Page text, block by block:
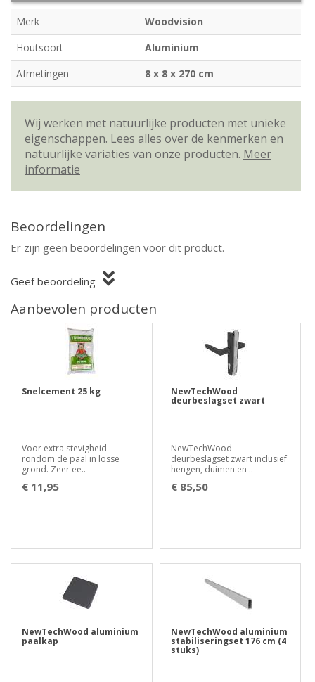
Merk
Woodvision
Houtsoort
Aluminium
Afmetingen
8 x 8 x 270 cm
Wij werken met natuurlijke producten met unieke
eigenschappen. Lees alles over de kenmerken en
natuurlijke variaties van onze producten. Meer
informatie
Beoordelingen
Er zijn geen beoordelingen voor dit product.
Geef beoordeling
Aanbevolen producten
Snelcement 25 kg
Voor extra stevigheid
rondom de paal in losse
grond. Zeer ee..
€ 11,95
NewTechWood
deurbeslagset zwart
NewTechWood
deurbeslagset zwart inclusief
hengen, duimen en ..
€ 85,50
NewTechWood aluminium
paalkap
NewTechWood aluminium
stabiliseringset 176 cm (4
stuks)